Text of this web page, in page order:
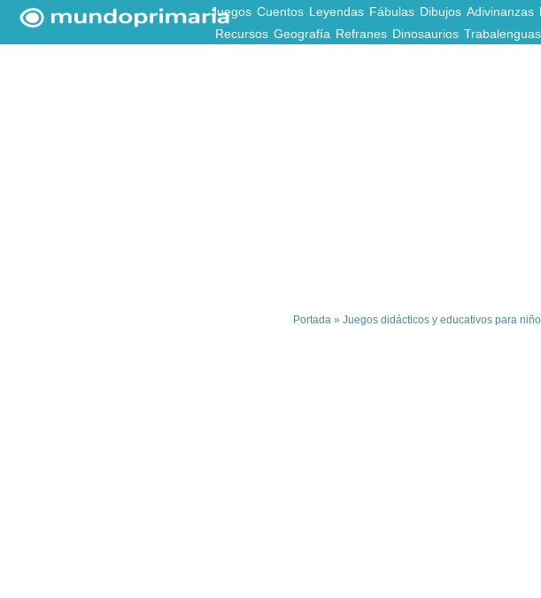
Juegos Cuentos Leyendas Fábulas Dibujos Adivinanzas
Recursos Geografía Refranes Dinosaurios Trabalenguas
Portada» Juegos didácticos y educativos para